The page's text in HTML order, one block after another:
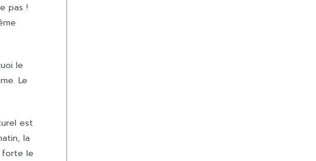
pas !
le
Le
est
la
forte le